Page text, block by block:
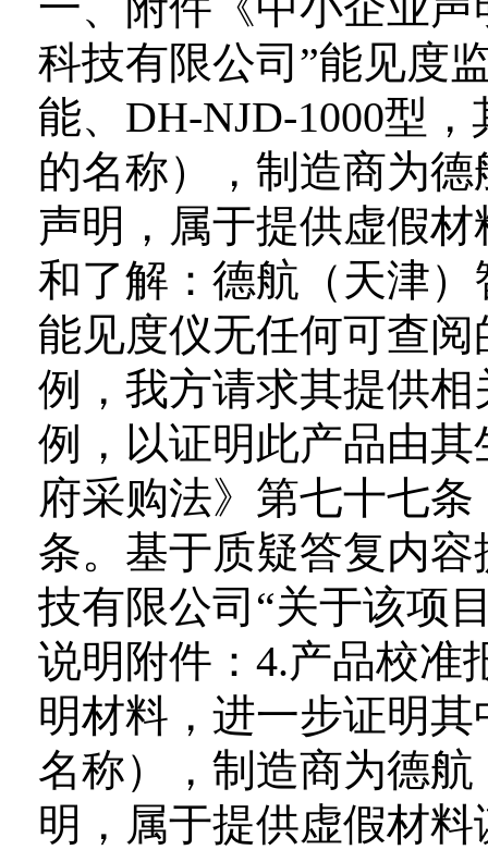
科技有限公司”能见度
能、DH-NJD-1000型
的名称），制造商为
声明，属于提供虚假
和了解：德航（天津
能见度仪无任何可查
例，我方请求其提供
例，以证明此产品由
府采购法》第七十七
条。基于质疑答复内
技有限公司“关于该项
说明附件：4.产品校准
明材料，进一步证明
名称），制造商为德
明，属于提供虚假材